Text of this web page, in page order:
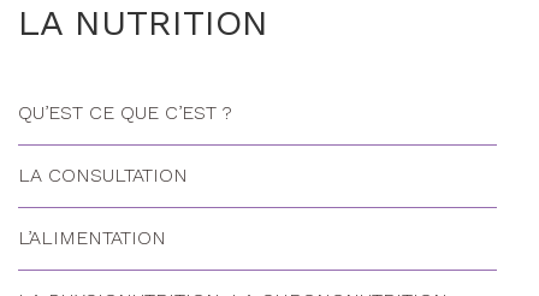
LA NUTRITION
QU’EST CE QUE C’EST ?
LA CONSULTATION
L’ALIMENTATION